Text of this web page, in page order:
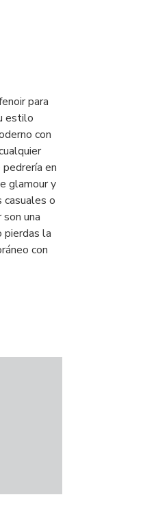
para
estilo
con
en
glamour y
casuales o
una
pierdas la
con